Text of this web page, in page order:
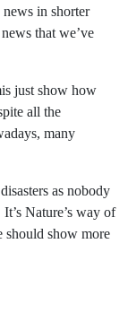
news in shorter
that we’ve
just show how
all the
many
as nobody
Nature’s way of
should show more